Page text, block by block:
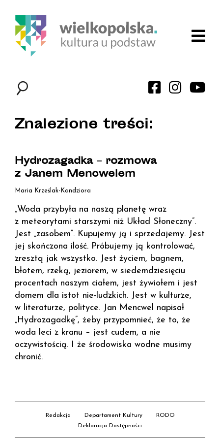
Znalezione treści:
Hydrozagadka – rozmowa
z Janem Mencwelem
Maria Krześlak-Kandziora
„Woda przybyła na naszą planetę wraz
z meteorytami starszymi niż Układ Słoneczny”.
Jest „zasobem”. Kupujemy ją i sprzedajemy. Jest
jej skończona ilość. Próbujemy ją kontrolować,
zresztą jak wszystko. Jest życiem, bagnem,
błotem, rzeką, jeziorem, w siedemdziesięciu
procentach naszym ciałem, jest żywiołem i jest
domem dla istot nie-ludzkich. Jest w kulturze,
w literaturze, polityce. Jan Mencwel napisał
„Hydrozagadkę”, żeby przypomnieć, że to, że
woda leci z kranu – jest cudem, a nie
oczywistością. I że środowiska wodne musimy
chronić.
Redakcja Departament Kultury
RODO
Deklaracja Dostępności